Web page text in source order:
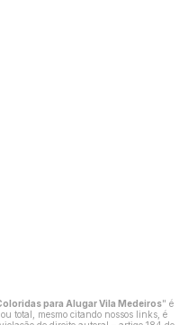
para Alugar Vila Medeiros" é
total, mesmo citando nossos links, é